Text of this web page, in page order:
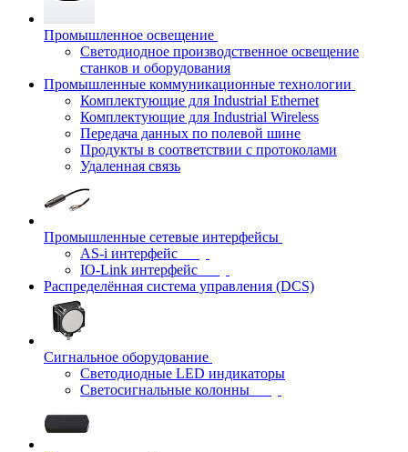
Промышленное освещение
Светодиодное производственное освещение
станков и оборудования
Промышленные коммуникационные технологии
Комплектующие для Industrial Ethernet
Комплектующие для Industrial Wireless
Передача данных по полевой шине
Продукты в соответствии с протоколами
Удаленная связь
Промышленные сетевые интерфейсы
AS-i интерфейс
IO-Link интерфейс
Распределённая система управления (DCS)
Сигнальное оборудование
Светодиодные LED индикаторы
Светосигнальные колонны